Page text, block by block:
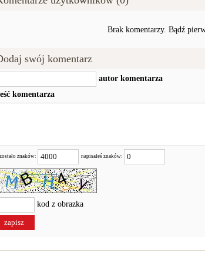
Brak komentarzy. Bądź
swój komentarz
autor komentarza
komentarza
znaków: napisałeś znaków:
kod z obrazka